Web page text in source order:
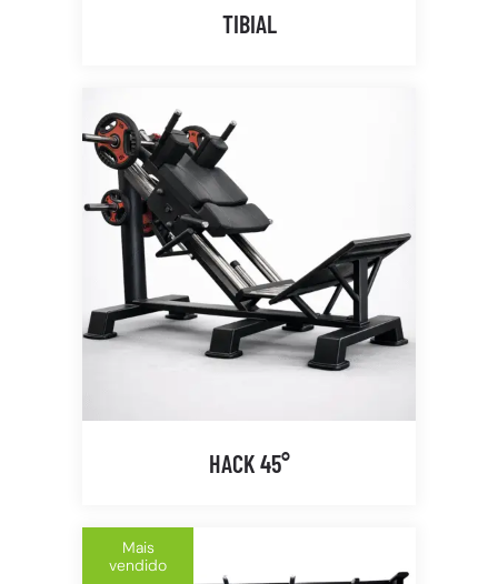
TIBIAL
HACK 45°
Mais
vendido